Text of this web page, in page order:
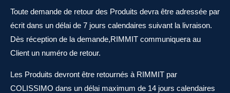
Toute demande de retour des Produits devra être adressée par
écrit dans un délai de 7 jours calendaires suivant la livraison.
Dès réception de la demande,RIMMIT communiquera au
Client un numéro de retour.
Les Produits devront être retournés à RIMMIT par
COLISSIMO dans un délai maximum de 14 jours calendaires